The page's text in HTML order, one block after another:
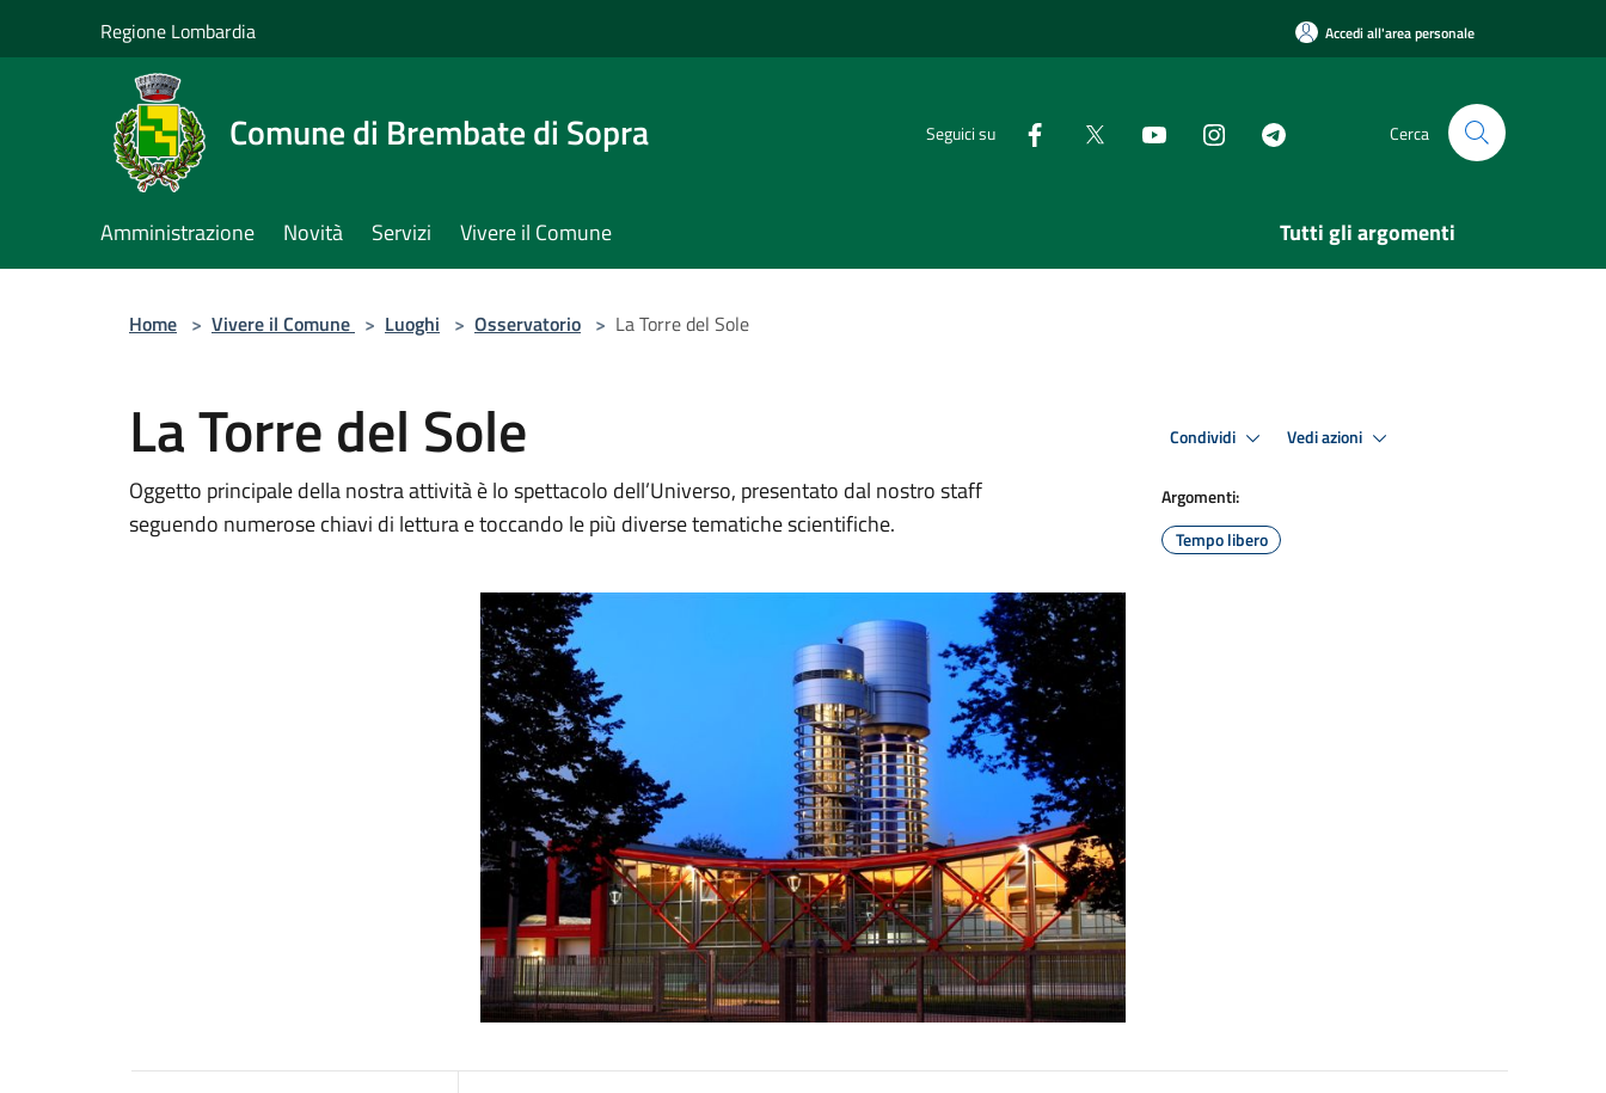
Regione Lombardia Accedi all'area personale
Comune di Brembate di Sopra Seguici su Cerca
Amministrazione Novità Servizi Vivere il Comune Tutti gli argomenti
Home > Vivere il Comune > Luoghi > Osservatorio > La Torre del Sole
La Torre del Sole
Oggetto principale della nostra attività è lo spettacolo dell’Universo, presentato dal nostro staff
seguendo numerose chiavi di lettura e toccando le più diverse tematiche scientifiche.
Condividi Vedi azioni
Argomenti:
Tempo libero